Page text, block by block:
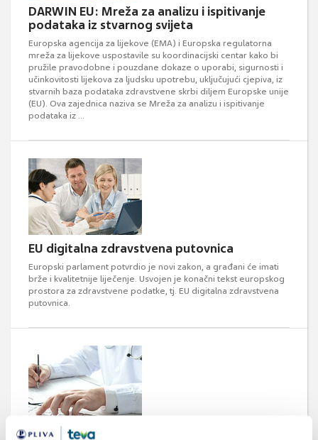
DARWIN EU: Mreža za analizu i ispitivanje
podataka iz stvarnog svijeta
Europska agencija za lijekove (EMA) i Europska regulatorna
mreža za lijekove uspostavile su koordinacijski centar kako bi
pružile pravodobne i pouzdane dokaze o uporabi, sigurnosti i
učinkovitosti lijekova za ljudsku upotrebu, uključujući cjepiva, iz
stvarnih baza podataka zdravstvene skrbi diljem Europske unije
(EU). Ova zajednica naziva se Mreža za analizu i ispitivanje
podataka iz ...
EU digitalna zdravstvena putovnica
Europski parlament potvrdio je novi zakon, a građani će imati
brže i kvalitetnije liječenje. Usvojen je konačni tekst europskog
prostora za zdravstvene podatke, tj. EU digitalna zdravstvena
putovnica.
Kako pristupiti podatcima Hrvatskog zavoda